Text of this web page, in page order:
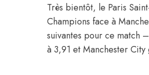
Très bientôt, le Paris
Champions face à
suivantes pour ce match
à 3,91 et Manchester City